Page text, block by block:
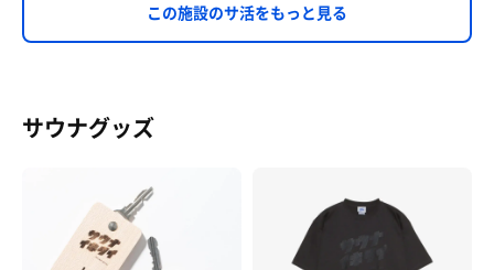
この施設のサ活をもっと見る
サウナグッズ